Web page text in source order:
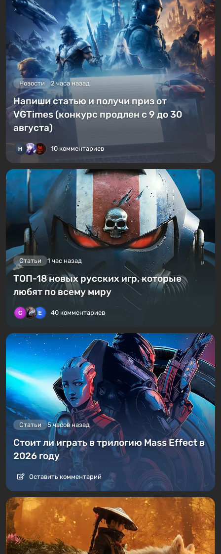
Новости 2 часа назад
Напиши статью и получи приз от
VGTimes (конкурс продлен с 9 до 30
августа)
10 комментариев
Статьи 1 час назад
ТОП-18 новых русских игр, которые
любят по всему миру
40 комментариев
Статьи 5 часов назад
Стоит ли играть в трилогию Mass Effect в
2026 году
Оставить комментарий